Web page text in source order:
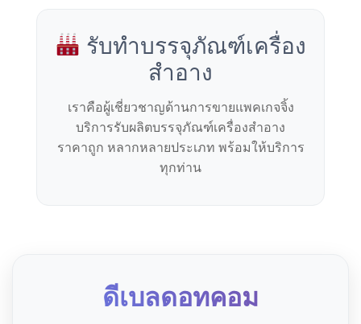
รับทำบรรจุภัณฑ์เครื่อง
สำอาง
เราคือผู้เชี่ยวชาญด้านการขายแพคเกจจิ้ง
บริการรับผลิตบรรจุภัณฑ์เครื่องสำอาง
ราคาถูก หลากหลายประเภท พร้อมให้บริการ
ทุกท่าน
ดีเบลดอทคอม